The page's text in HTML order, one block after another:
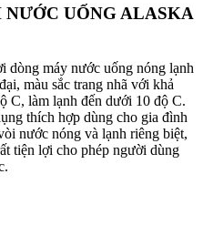
UỐNG ALASKA
dòng máy nước uống nóng lạnh
màu sắc trang nhã với khả
C, làm lạnh đến dưới 10 độ C.
thích hợp dùng cho gia đình
nước nóng và lạnh riêng biệt,
tiện lợi cho phép người dùng